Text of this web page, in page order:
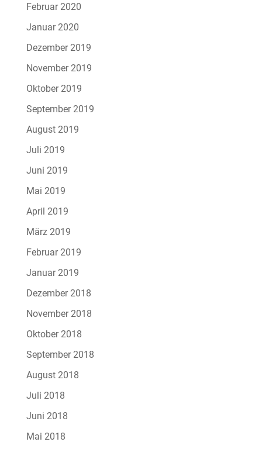
Februar 2020
Januar 2020
Dezember 2019
November 2019
Oktober 2019
September 2019
August 2019
Juli 2019
Juni 2019
Mai 2019
April 2019
März 2019
Februar 2019
Januar 2019
Dezember 2018
November 2018
Oktober 2018
September 2018
August 2018
Juli 2018
Juni 2018
Mai 2018